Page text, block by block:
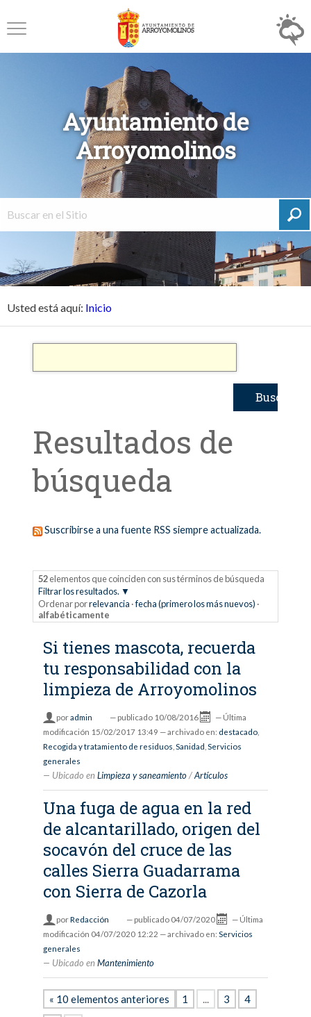
Ayuntamiento de
Arroyomolinos
Usted está aquí: Inicio
Resultados de
búsqueda
Suscribirse a una fuente RSS siempre actualizada.
52elementos que coinciden con sus términos de búsqueda
Filtrar los resultados.
Ordenar porrelevancia ·fecha (primero los más nuevos) ·
alfabéticamente
Si tienes mascota, recuerda
tu responsabilidad con la
limpieza de Arroyomolinos
poradmin — publicado 10/08/2016 — Última
modificación 15/02/2017 13:49 — archivado en: destacado,
Recogida y tratamiento de residuos Sanidad Servicios
generales
Ubicado en Limpieza y saneamiento /Artículos
Una fuga de agua en la red
de alcantarillado, origen del
socavón del cruce de las
calles Sierra Guadarrama
con Sierra de Cazorla
porRedacción — publicado 04/07/2020 — Última
modificación 04/07/2020 12:22 — archivado en: Servicios
generales
Ubicado en Mantenimiento
« 10 elementos anteriores 1 ... 3
4